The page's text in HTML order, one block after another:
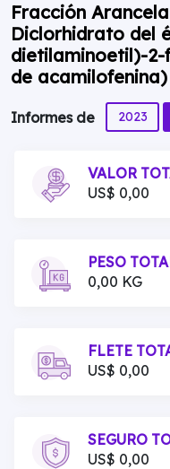
Fracción
Diclorhidrato del
dietilaminoetil)-
de acamilofenina)
Informes de 2023
VALOR
US$ 0,00
PESO
0,00 KG
FLETE
US$ 0,00
SEGURO
US$ 0,00